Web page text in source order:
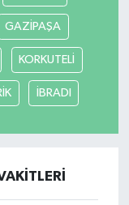
GAZİPAŞA
KORKUTELİ
İBRADI